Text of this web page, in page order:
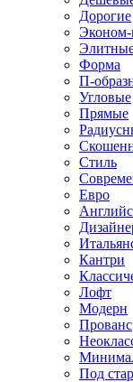
Дорогие
Эконом-
Форма
П-
Угловые
Прямые
Стиль
Евро
Кантри
Лофт
Модерн
Прованс
Под